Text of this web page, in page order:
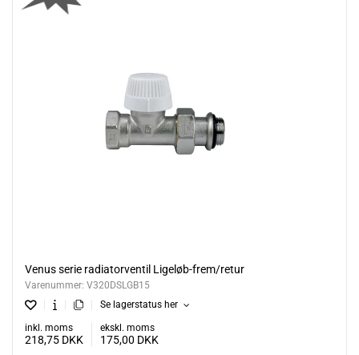
Venus serie radiatorventil Ligeløb-frem/retur
Varenummer: V320DSLGB15
Se lagerstatus her
inkl. moms
218,75 DKK
ekskl. moms
175,00 DKK